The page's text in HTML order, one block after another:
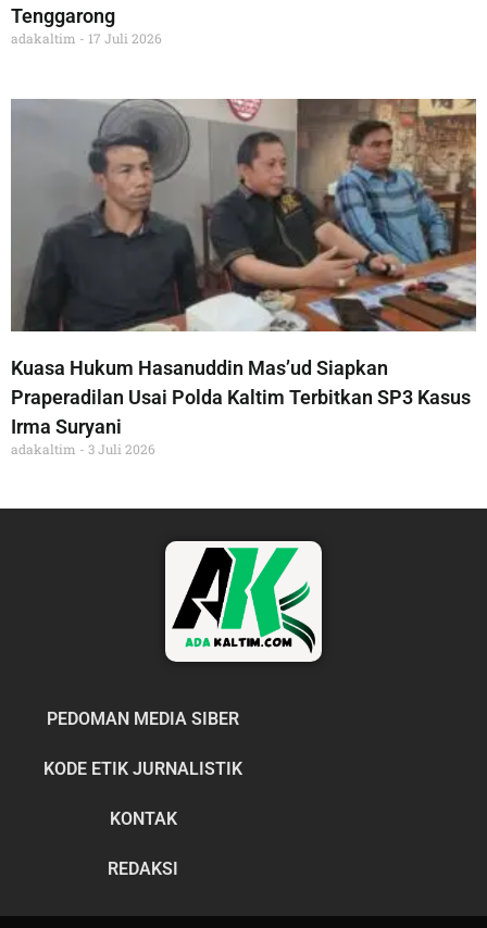
Tenggarong
adakaltim 17 Juli 2026
Kuasa Hukum Hasanuddin Mas’ud Siapkan
Praperadilan Usai Polda Kaltim Terbitkan SP3 Kasus
Irma Suryani
adakaltim 3 Juli 2026
PEDOMAN MEDIA SIBER
KODE ETIK JURNALISTIK
KONTAK
REDAKSI